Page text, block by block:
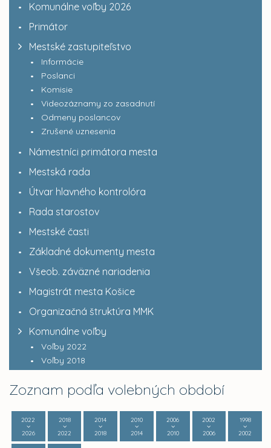
Komunálne voľby 2026
Primátor
Mestské zastupiteľstvo
Informácie
Poslanci
Komisie
Videozáznamy zo zasadnutí
Odmeny poslancov
Zrušené uznesenia
Námestníci primátora mesta
Mestská rada
Útvar hlavného kontrolóra
Rada starostov
Mestské časti
Základné dokumenty mesta
Všeob. záväzné nariadenia
Magistrát mesta Košice
Organizačná štruktúra MMK
Komunálne voľby
Voľby 2022
Voľby 2018
Zoznam podľa volebných období
2022
2026
2018
2022
2014
2018
2010
2014
2006
2010
2002
2006
1998
2002